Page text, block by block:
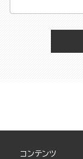
コンテンツ